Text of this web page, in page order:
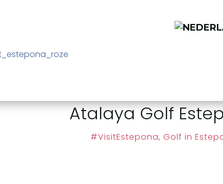
Atalaya Golf
#VisitEstepona,Golf in